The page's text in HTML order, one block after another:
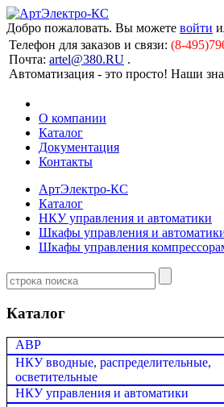
Добро пожаловать. Вы можете войти
Телефон для заказов и связи: (8-
Почта: artel@380.RU .
Автоматизация - это просто! Наши
О компании
Каталог
Документация
Контакты
АртЭлектро-КС
Каталог
НКУ управления и автоматики
Шкафы управления и
Шкафы управления
Каталог
АВР
НКУ вводные, распределительные,
осветительные
НКУ управления и автоматики